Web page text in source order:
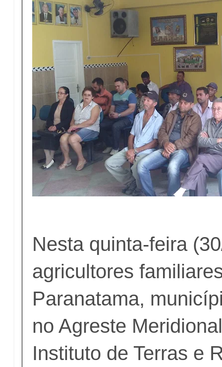
Nesta quinta-feira
agricultores
Paranatama,
no Agreste
Instituto de Terras e